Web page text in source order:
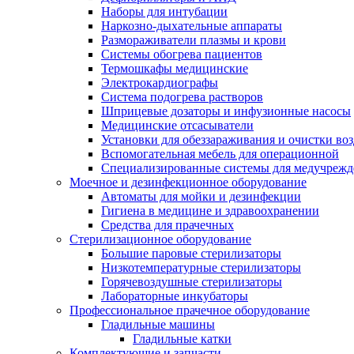
Наборы для интубации
Наркозно-дыхательные аппараты
Размораживатели плазмы и крови
Системы обогрева пациентов
Термошкафы медицинские
Электрокардиографы
Cистема подогрева растворов
Шприцевые дозаторы и инфузионные насосы
Медицинские отсасыватели
Установки для обеззараживания и очистки
Вспомогательная мебель для операционной
Специализированные системы для
Моечное и дезинфекционное оборудование
Автоматы для мойки и дезинфекции
Гигиена в медицине и здравоохранении
Средства для прачечных
Стерилизационное оборудование
Большие паровые стерилизаторы
Низкотемпературные стерилизаторы
Горячевоздушные стерилизаторы
Лабораторные инкубаторы
Профессиональное прачечное оборудование
Гладильные машины
Гладильные катки